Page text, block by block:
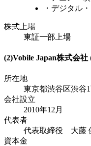
・デジタル
株式上場
東証一部上場
(2)Vobile Japan株式会
所在地
東京都渋谷区渋谷
会社設立
2010年12月
代表者
代表取締役 大藤
資本金